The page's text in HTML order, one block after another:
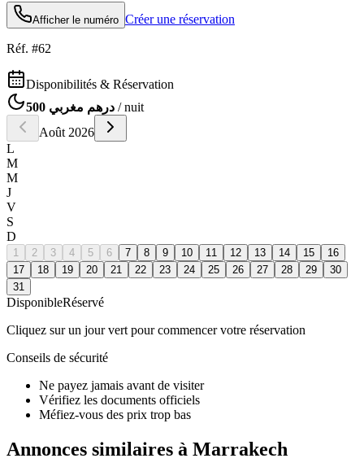
Afficher le numéro Créer une réservation
Réf. #62
Disponibilités & Réservation
500 درهم مغربي / nuit
Août 2026
L
M
M
J
V
S
D
1 2 3 4 5 6 7 8 9 10 11 12 13 14 15
16
17
18 19 20 21 22 23 24 25 26 27 28 29
30
31
DisponibleRéservé
Cliquez sur un jour vert pour commencer votre réservation
Conseils de sécurité
Ne payez jamais avant de visiter
Vérifiez les documents officiels
Méfiez-vous des prix trop bas
Annonces similaires à Marrakech